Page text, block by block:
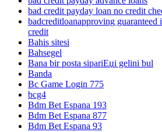
bad credit payday loan no credit
badcreditloanapproving guaranteed
credit
Bahis sitesi
Bahsegel
Bana bir posta sipariЕџi gelini bul
Banda
Bc Game Login 775
bcg4
Bdm Bet Espana 193
Bdm Bet Espana 877
Bdm Bet Espana 93